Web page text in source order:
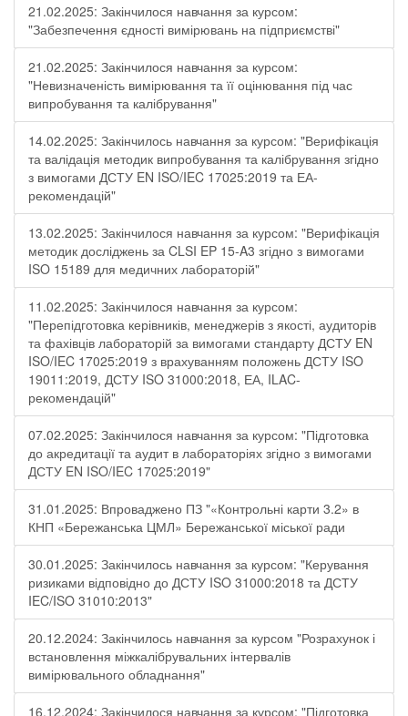
21.02.2025: Закінчилося навчання за курсом:
"Забезпечення єдності вимірювань на підприємстві"
21.02.2025: Закінчилося навчання за курсом:
"Невизначеність вимірювання та її оцінювання під час
випробування та калібрування"
14.02.2025: Закінчилось навчання за курсом: "Верифікація
та валідація методик випробування та калібрування згідно
з вимогами ДСТУ EN ISO/IEC 17025:2019 та ЕА-
рекомендацій"
13.02.2025: Закінчилося навчання за курсом: "Верифікація
методик досліджень за CLSI EP 15-A3 згідно з вимогами
ISO 15189 для медичних лабораторій"
11.02.2025: Закінчилося навчання за курсом:
"Перепідготовка керівників, менеджерів з якості, аудиторів
та фахівців лабораторій за вимогами стандарту ДСТУ EN
ISO/IEC 17025:2019 з врахуванням положень ДСТУ ISO
19011:2019, ДСТУ ISO 31000:2018, ЕА, ILAC-
рекомендацій"
07.02.2025: Закінчилося навчання за курсом: "Підготовка
до акредитації та аудит в лабораторіях згідно з вимогами
ДСТУ EN ISO/IEC 17025:2019"
31.01.2025: Впроваджено ПЗ "«Контрольні карти 3.2» в
КНП «Бережанська ЦМЛ» Бережанської міської ради
30.01.2025: Закінчилось навчання за курсом: "Керування
ризиками відповідно до ДСТУ ISO 31000:2018 та ДСТУ
IEC/ISO 31010:2013"
20.12.2024: Закінчилось навчання за курсом "Розрахунок і
встановлення міжкалібрувальних інтервалів
вимірювального обладнання"
16.12.2024: Закінчилося навчання за курсом: "Підготовка